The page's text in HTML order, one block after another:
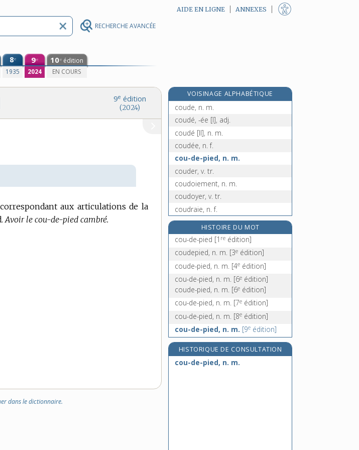
RECHERCHE AVANCÉE
AIDE EN LIGNE ANNEXES
8e
1935
9e
2024
10e édition
EN COURS
9e édition
(2024)
aux articulations de la
Avoir le cou-de-pied cambré.
dans le dictionnaire.
VOISINAGE ALPHABÉTIQUE
coucoumelle, n. f.
coude, n. m.
coudé, -ée [I], adj.
coudé [II], n. m.
coudée, n. f.
cou-de-pied, n. m.
couder, v. tr.
coudoiement, n. m.
coudoyer, v. tr.
coudraie, n. f.
coudre [I], v. tr.
coudre [II], n. m.[7eédition]
coudrette, n. f.
couenne, n. f.
HISTOIRE DU MOT
cou-de-pied [1 re édition]
coudepied, n. m. [3e édition]
coude-pied, n. m. [4e édition]
cou-de-pied, n. m. [6e édition]
coude-pied, n. m. [6e édition]
cou-de-pied, n. m. [7e édition]
cou-de-pied, n. m. [8e édition]
cou-de-pied, n. m. [9e édition]
HISTORIQUE DE CONSULTATION
cou-de-pied, n. m.